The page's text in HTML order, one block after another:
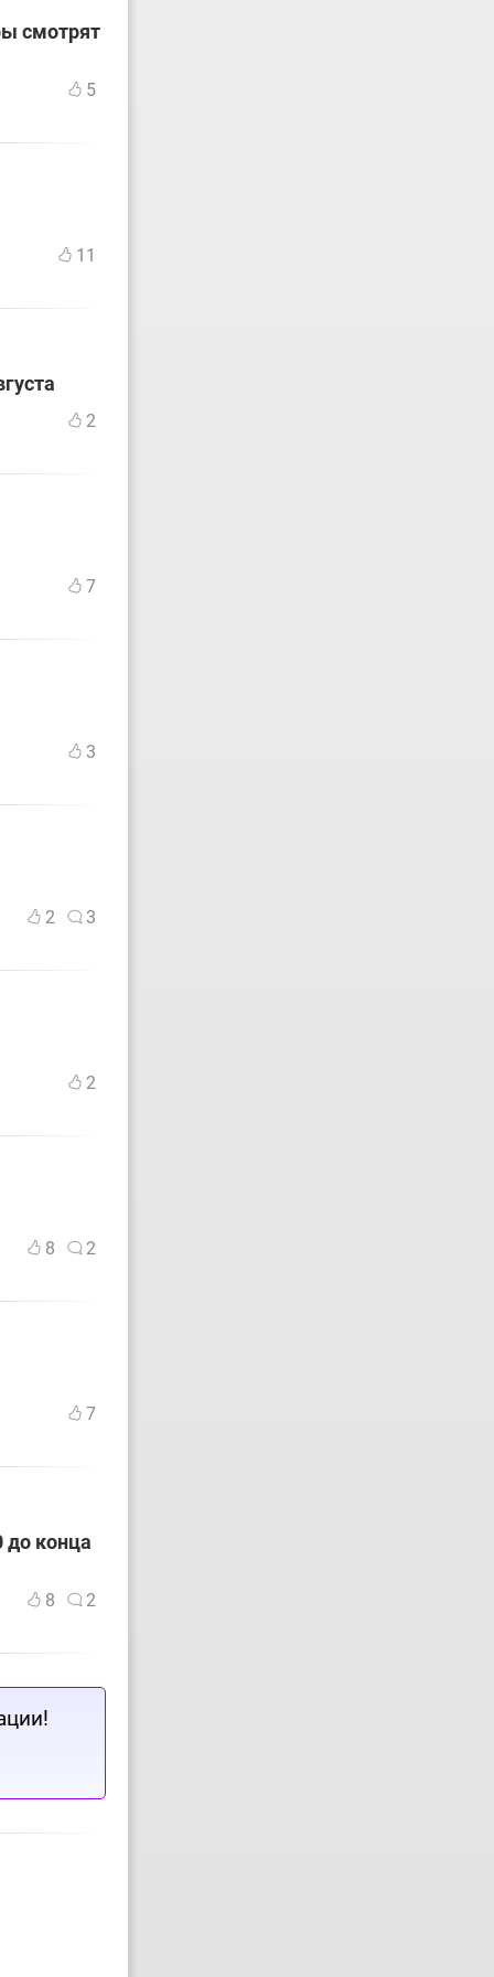
смотрят
5
11
2
7
3
2 3
2
8 2
7
конца
8 2